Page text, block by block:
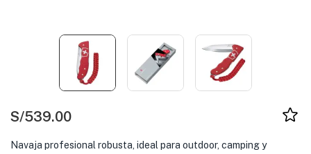
S/539.00
Navaja profesional robusta, ideal para outdoor, camping y